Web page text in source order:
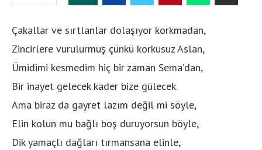
Çakallar ve sırtlanlar dolaşıyor korkmadan,
Zincirlere vurulurmuş çünkü korkusuz Aslan,
Ümidimi kesmedim hiç bir zaman Sema’dan,
Bir inayet gelecek kader bize gülecek.
Ama biraz da gayret lazım değil mi söyle,
Elin kolun mu bağlı boş duruyorsun böyle,
Dik yamaçlı dağları tırmansana elinle,